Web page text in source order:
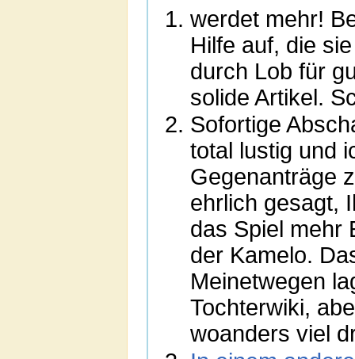
werdet mehr!
Hilfe auf, die
durch Lob für
solide Artikel.
Sofortige
total lustig und
Gegenanträge
ehrlich gesagt,
das Spiel mehr
der Kamelo.
Meinetwegen
Tochterwiki,
woanders viel